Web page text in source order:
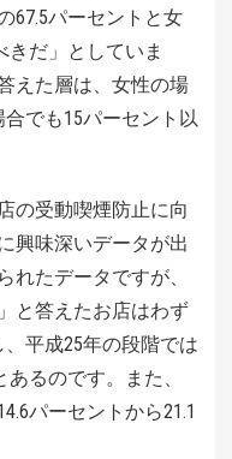
67.5パーセントと女
きだ」としていま
えた層は、女性の場
でも15パーセント以
の受動喫煙防止に向
興味深いデータが出
れたデータですが、
と答えたお店はわず
平成25年の段階では
るのです。また、
パーセントから21.1